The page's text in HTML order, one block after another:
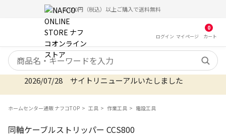
5,000円（税込）以上ご購入で送料無料
ログイン マイ ページ
0
カート
検索キーワード
2026/07/28 サイトリニューアルいたしました
ホームセンター通販 ナフコTOP 工具 作業工具 電設工具
同軸ケーブルストリッパー CCS800